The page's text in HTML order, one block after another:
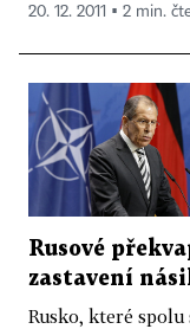
20. 12. 2011 ▪ 2 min.
Rusové
zastavení
Rusko, které